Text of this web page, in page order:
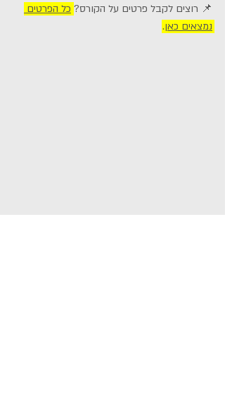
📌 רוצים לקבל פרטים על הקורס? כל הפרטים
נמצאים כאן.